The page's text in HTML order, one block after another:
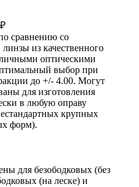
сравнению со
из качественного
оптическими
выбор при
до +/- 4.00. Могут
для изготовления
в любую оправу
крупных
форм).
для безободковых (без
(на леске) и